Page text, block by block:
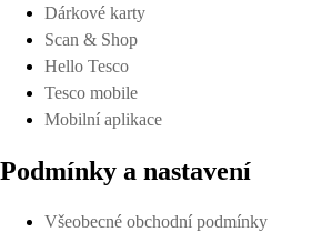
Dárkové karty
Scan & Shop
Hello Tesco
Tesco mobile
Mobilní aplikace
Podmínky a nastavení
Všeobecné obchodní podmínky